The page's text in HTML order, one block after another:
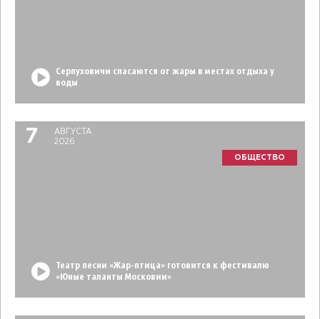
Серпуховичи спасаются от жары в местах отдыха у
воды
7
АВГУСТА
2026
ОБЩЕСТВО
Театр песни «Жар-птица» готовится к фестивалю
«Юные таланты Московии»